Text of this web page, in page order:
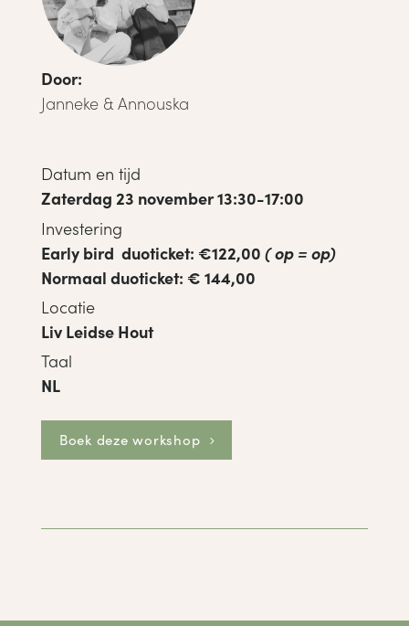
Door:
Janneke & Annouska
Datum en tijd
Zaterdag 23 november 13:30-17:00
Investering
Early bird duoticket: €122,00 ( op = op)
Normaal duoticket: € 144,00
Locatie
Liv Leidse Hout
Taal
NL
Boek deze workshop